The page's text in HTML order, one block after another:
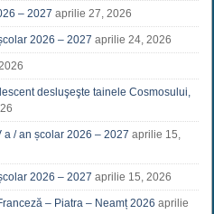
– 2027 aprilie 27, 2026
2026 – 2027 aprilie 24, 2026
desluşeşte tainele Cosmosului,
a / an școlar 2026 – 2027 aprilie 15,
2026 – 2027 aprilie 15, 2026
– Piatra – Neamț 2026 aprilie